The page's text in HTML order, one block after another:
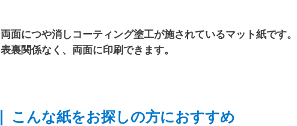
両面につや消しコーティング塗工が施されているマット紙です。
表裏関係なく、両面に印刷できます。
こんな紙をお探しの方におすすめ